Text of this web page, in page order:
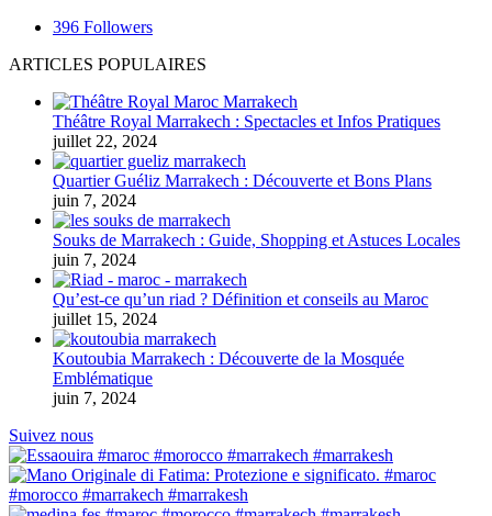
396 Followers
ARTICLES POPULAIRES
Théâtre Royal Marrakech : Spectacles et Infos Pratiques
juillet 22, 2024
Quartier Guéliz Marrakech : Découverte et Bons Plans
juin 7, 2024
Souks de Marrakech : Guide, Shopping et Astuces Locales
juin 7, 2024
Qu’est-ce qu’un riad ? Définition et conseils au Maroc
juillet 15, 2024
Koutoubia Marrakech : Découverte de la Mosquée
Emblématique
juin 7, 2024
Suivez nous